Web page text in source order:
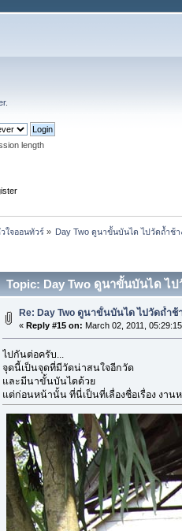
.
length
ใจออนทัวร์» Day Two ดูนาขั้นบันได ไปวัดถ้ำช้
Topic: Day Two ดูนาขั้นบันได ไ
Re: Day Two ดูนาขั้นบันได ไปวัดถ้ำ
« Reply #15 on: March 02, 2011,
ไปกันต่อครับ...
จุดนี้เป็นจุดที่มีวัดน่าสนใจอีกวัด
และมีนาขั้นบันไดด้วย
แต่ก่อนหน้านั้น ที่นี่เป็นที่เลื่องชื่อเรื่อง งา